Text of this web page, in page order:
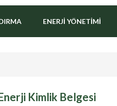
ENERJI YÖNETIMI
Kimlik Belgesi